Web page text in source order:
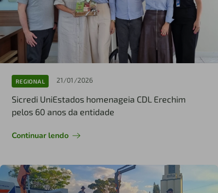
REGIONAL 21/01/2026
Sicredi UniEstados homenageia CDL Erechim
pelos 60 anos da entidade
Continuar lendo